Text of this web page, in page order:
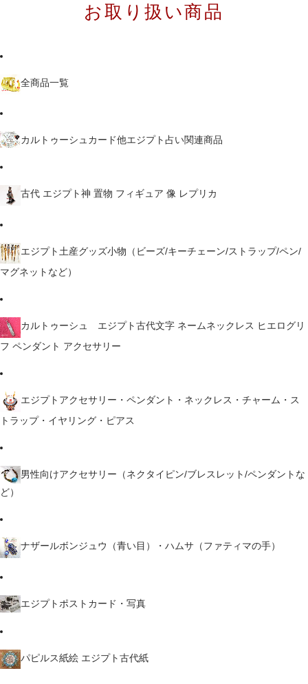
お取り扱い商品
全商品一覧
カルトゥーシュカード他エジプト占い関連商品
古代 エジプト神 置物 フィギュア 像 レプリカ
エジプト土産グッズ小物（ビーズ/キーチェーン/ストラップ/ペン/
マグネットなど）
カルトゥーシュ エジプト古代文字 ネームネックレス ヒエログリ
フ ペンダント アクセサリー
エジプトアクセサリー・ペンダント・ネックレス・チャーム・ス
トラップ・イヤリング・ピアス
男性向けアクセサリー（ネクタイピン/ブレスレット/ペンダントな
ど）
ナザールボンジュウ（青い目）・ハムサ（ファティマの手）
エジプトポストカード・写真
パピルス紙絵 エジプト古代紙